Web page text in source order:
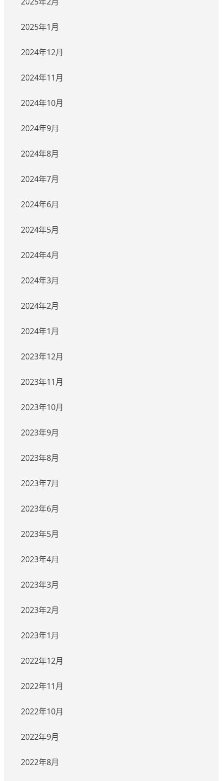
2025年1月
2024年12月
2024年11月
2024年10月
2024年9月
2024年8月
2024年7月
2024年6月
2024年5月
2024年4月
2024年3月
2024年2月
2024年1月
2023年12月
2023年11月
2023年10月
2023年9月
2023年8月
2023年7月
2023年6月
2023年5月
2023年4月
2023年3月
2023年2月
2023年1月
2022年12月
2022年11月
2022年10月
2022年9月
2022年8月